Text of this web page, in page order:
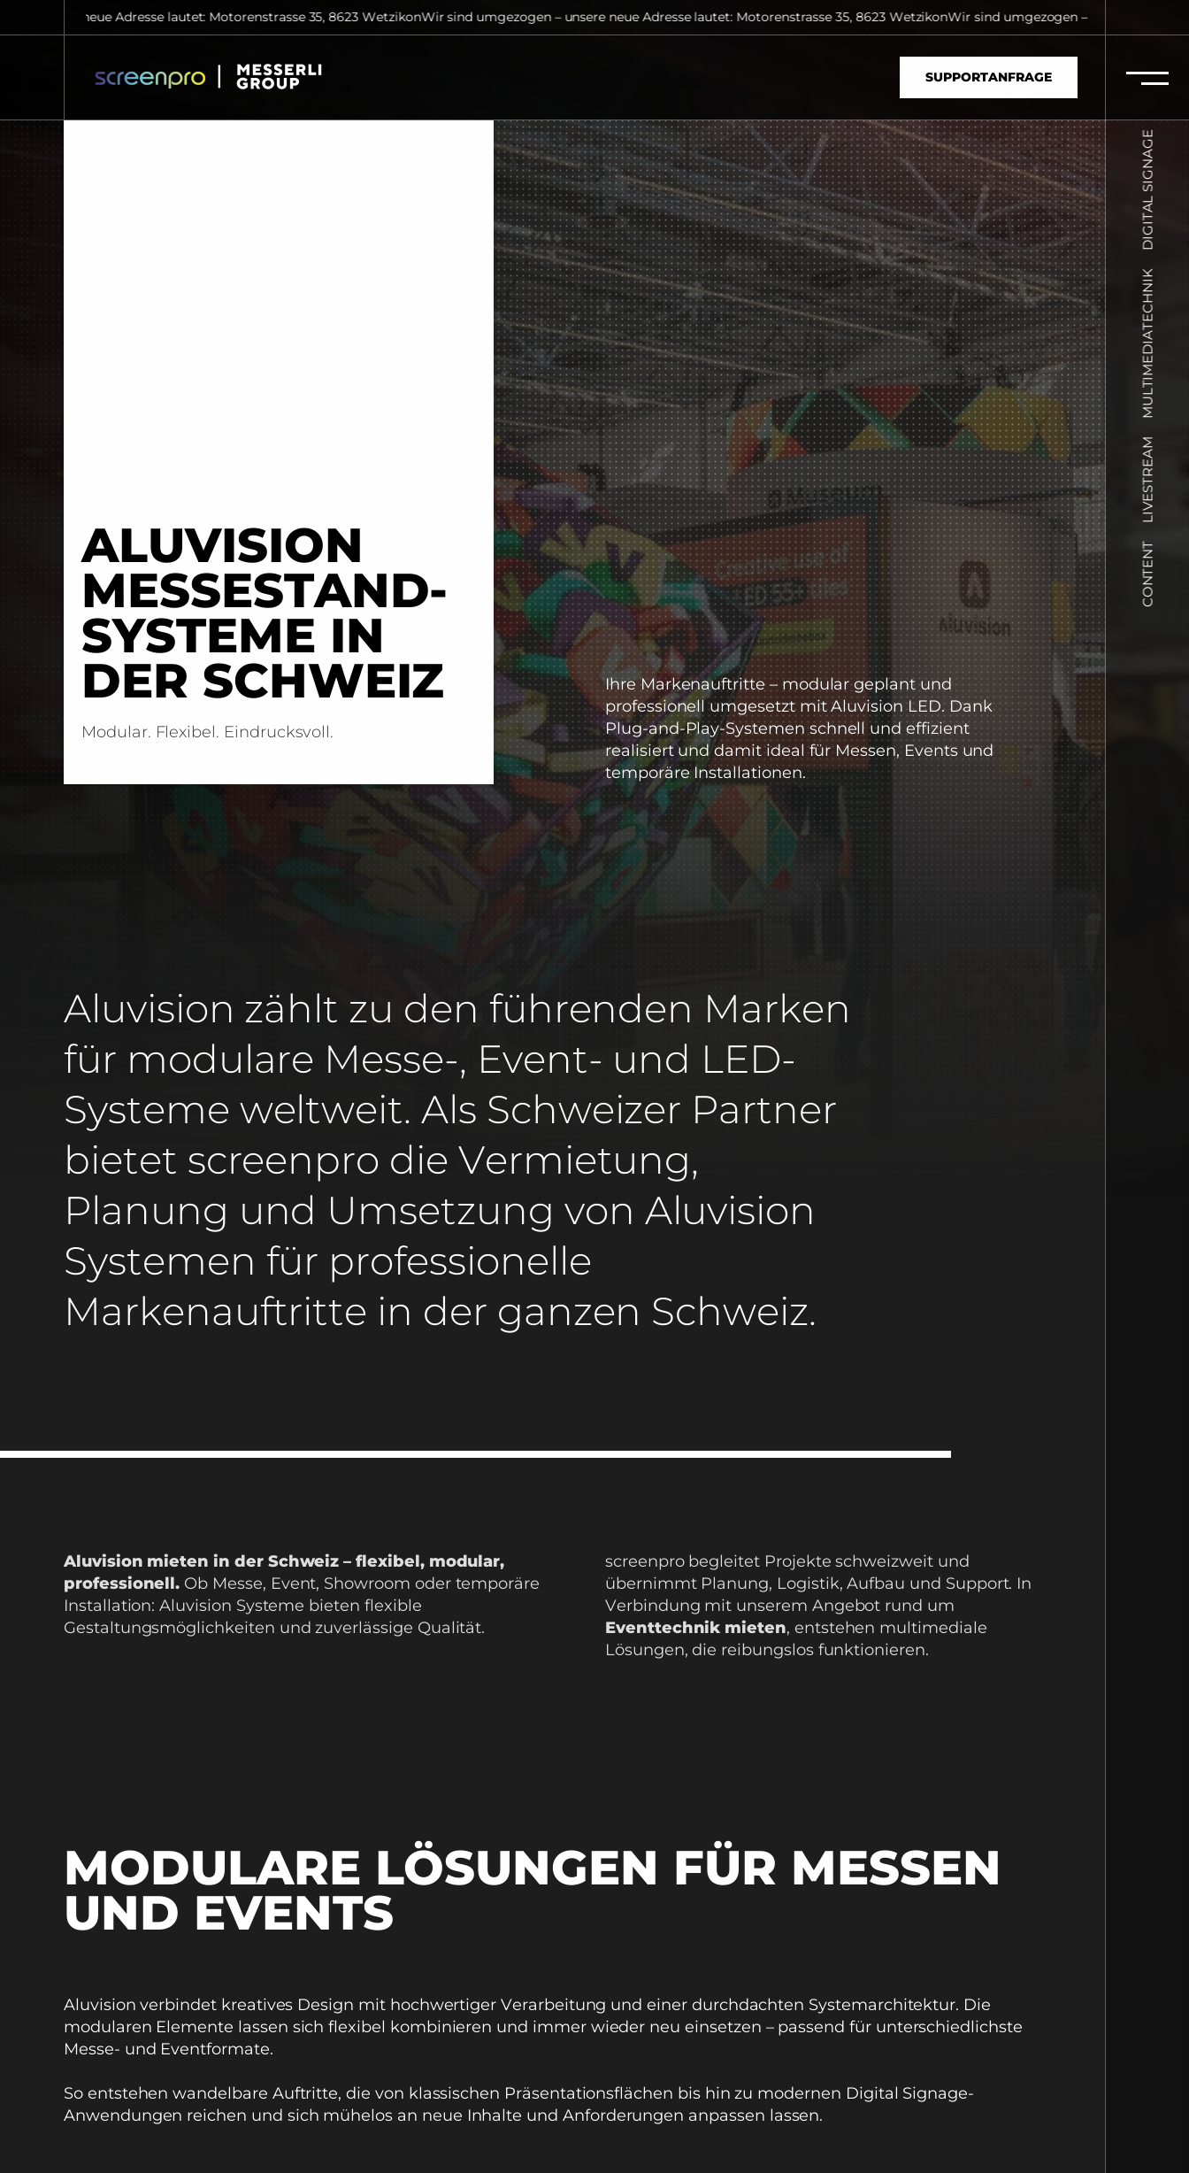
neue Adresse lautet: Motorenstrasse 35, 8623 Wetzikon Wir sind umgezogen – unsere neue Adresse lautet: Motorenstrasse 35, 8623 Wetzikon Wir sind umgezogen – unsere neue Adresse
SUPPORTANFRAGE
DIGITAL SIGNAGE
MULTIMEDIATECHNIK
LIVESTREAM
CONTENT
ALUVISION
MESSESTAND-
SYSTEME IN
DER SCHWEIZ
Modular. Flexibel. Eindrucksvoll.
Ihre Markenauftritte – modular geplant und
professionell umgesetzt mit Aluvision LED. Dank
Plug-and-Play-Systemen schnell und effizient
realisiert und damit ideal für Messen, Events und
temporäre Installationen.
Aluvision zählt zu den führenden Marken
für modulare Messe-, Event- und LED-
Systeme weltweit. Als Schweizer Partner
bietet screenpro die Vermietung,
Planung und Umsetzung von Aluvision
Systemen für professionelle
Markenauftritte in der ganzen Schweiz.
Aluvision mieten in der Schweiz – flexibel, modular,
professionell. Ob Messe, Event, Showroom oder temporäre
Installation: Aluvision Systeme bieten flexible
Gestaltungsmöglichkeiten und zuverlässige Qualität.
screenpro begleitet Projekte schweizweit und
übernimmt Planung, Logistik, Aufbau und Support. In
Verbindung mit unserem Angebot rund um
Eventtechnik mieten, entstehen multimediale
Lösungen, die reibungslos funktionieren.
MODULARE LÖSUNGEN FÜR MESSEN
UND EVENTS
Aluvision verbindet kreatives Design mit hochwertiger Verarbeitung und einer durchdachten Systemarchitektur. Die
modularen Elemente lassen sich flexibel kombinieren und immer wieder neu einsetzen – passend für unterschiedlichste
Messe- und Eventformate.
So entstehen wandelbare Auftritte, die von klassischen Präsentationsflächen bis hin zu modernen Digital Signage-
Anwendungen reichen und sich mühelos an neue Inhalte und Anforderungen anpassen lassen.